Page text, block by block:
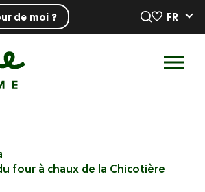
de moi ? FR
four à chaux de la Chicotière